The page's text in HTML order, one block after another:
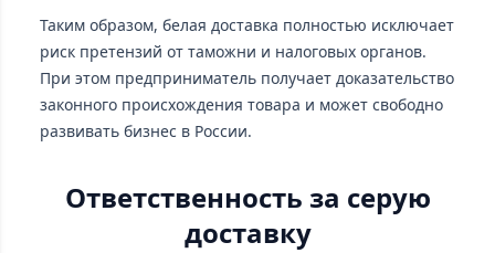
Таким образом, белая доставка полностью исключает
риск претензий от таможни и налоговых органов.
При этом предприниматель получает доказательство
законного происхождения товара и может свободно
развивать бизнес в России.
Ответственность за серую
доставку